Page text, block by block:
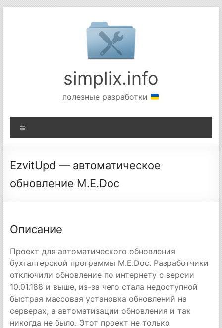
simplix.info
полезные разработки
EzvitUpd — автоматическое
обновление M.E.Doc
Описание
Проект для автоматического обновления
бухгалтерской программы M.E.Doc. Разработчики
отключили обновление по интернету с версии
10.01.188 и выше, из-за чего стала недоступной
быстрая массовая установка обновлений на
серверах, а автоматизации обновления и так
никогда не было. Этот проект не только